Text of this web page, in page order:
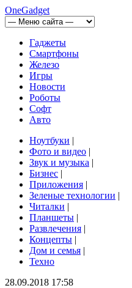
OneGadget
Гаджеты
Смартфоны
Железо
Игры
Новости
Роботы
Софт
Авто
Ноутбуки |
Фото и видео |
Звук и музыка |
Бизнес |
Приложения |
Зеленые технологии |
Читалки |
Планшеты |
Развлечения |
Концепты |
Дом и семья |
Техно
28.09.2018 17:58